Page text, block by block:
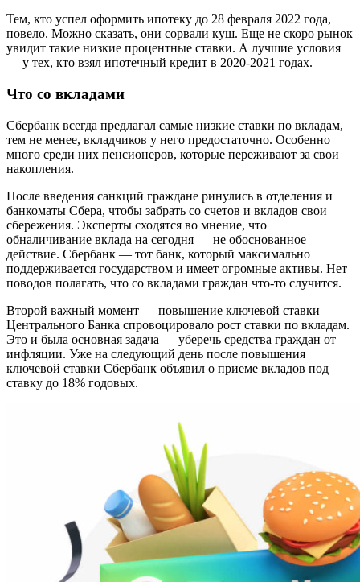
Тем, кто успел оформить ипотеку до 28 февраля 2022 года,
повело. Можно сказать, они сорвали куш. Еще не скоро рынок
увидит такие низкие процентные ставки. А лучшие условия
— у тех, кто взял ипотечный кредит в 2020-2021 годах.
Что со вкладами
Сбербанк всегда предлагал самые низкие ставки по вкладам,
тем не менее, вкладчиков у него предостаточно. Особенно
много среди них пенсионеров, которые переживают за свои
накопления.
После введения санкций граждане ринулись в отделения и
банкоматы Сбера, чтобы забрать со счетов и вкладов свои
сбережения. Эксперты сходятся во мнение, что
обналичивание вклада на сегодня — не обоснованное
действие. Сбербанк — тот банк, который максимально
поддерживается государством и имеет огромные активы. Нет
поводов полагать, что со вкладами граждан что-то случится.
Второй важный момент — повышение ключевой ставки
Центрального Банка спровоцировало рост ставки по вкладам.
Это и была основная задача — уберечь средства граждан от
инфляции. Уже на следующий день после повышения
ключевой ставки Сбербанк объявил о приеме вкладов под
ставку до 18% годовых.